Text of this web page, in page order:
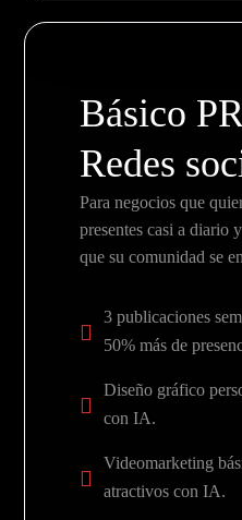
Básico
Redes
Para negocios que
presentes casi a diario
que su comunidad se
3 publicaciones
50% más de
Diseño gráfico
con IA.
Videomarketing
atractivos con IA.